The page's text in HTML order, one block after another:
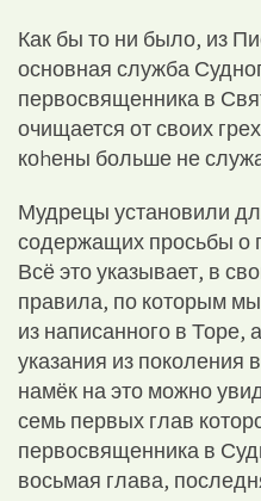
Как бы то ни было, из
основная служба
первосвященника в
очищается от своих
коhены больше не
Мудрецы установили
содержащих просьбы о
Всё это указывает, в
правила, по которым
из написанного в
указания из поколения
намёк на это можно
семь первых глав
первосвященника в
восьмая глава,